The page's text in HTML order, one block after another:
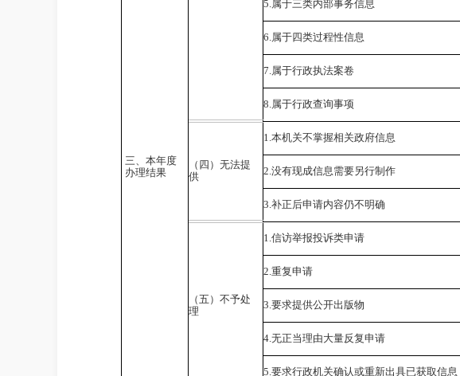
三、本年度
办理结果
5. 属于三类内部事务信息
6. 属于四类过程性信息
7. 属于行政执法案卷
8. 属于行政查询事项
（四）无法提
供
1. 本机关不掌握相关政府信息
2. 没有现成信息需要另行制作
3. 补正后申请内容仍不明确
（五）不予处
理
1. 信访举报投诉类申请
2. 重复申请
3. 要求提供公开出版物
4. 无正当理由大量反复申请
5. 要求行政机关确认或重新出具已获取信息